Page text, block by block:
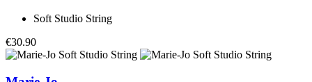
Soft Studio String
€30.90